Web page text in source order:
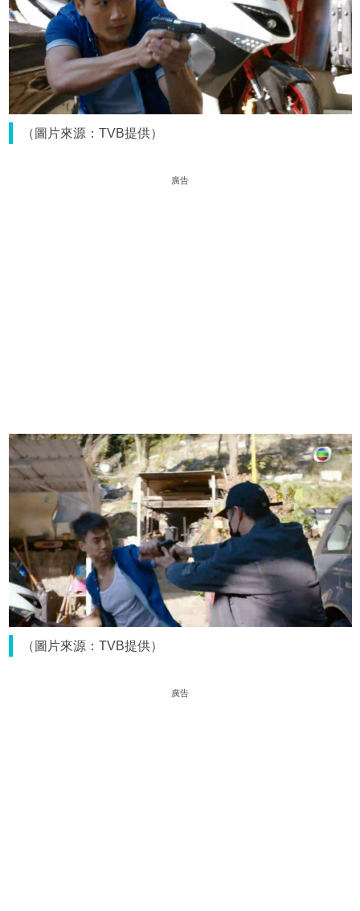
（圖片來源：TVB提供）
廣告
（圖片來源：TVB提供）
廣告